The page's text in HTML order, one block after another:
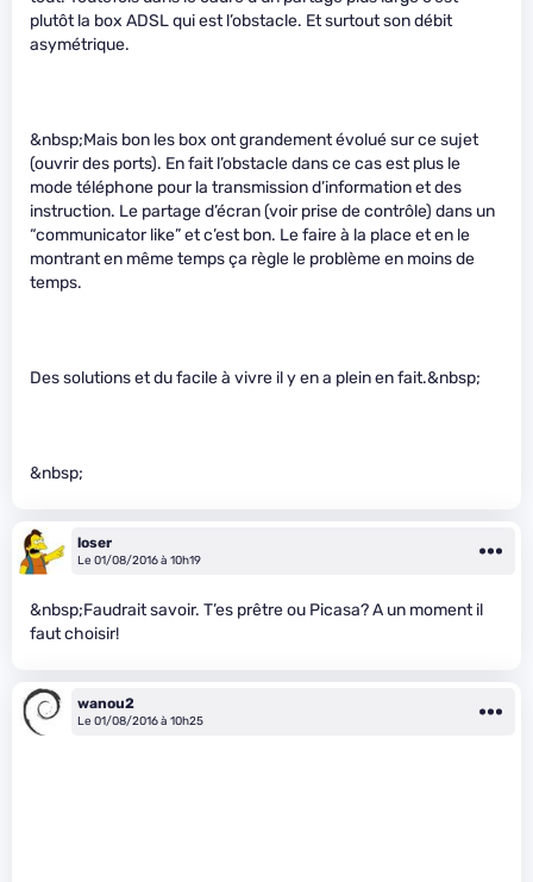
plutôt la box ADSL qui est l’obstacle. Et surtout son débit
asymétrique.
&nbsp;Mais bon les box ont grandement évolué sur ce sujet
(ouvrir des ports). En fait l’obstacle dans ce cas est plus le
mode téléphone pour la transmission d’information et des
instruction. Le partage d’écran (voir prise de contrôle) dans un
“communicator like” et c’est bon. Le faire à la place et en le
montrant en même temps ça règle le problème en moins de
temps.
Des solutions et du facile à vivre il y en a plein en fait.&nbsp;
&nbsp;
loser
Le 01/08/2016 à 10h19
&nbsp;Faudrait savoir. T’es prêtre ou Picasa? A un moment il
faut choisir!
wanou2
Le 01/08/2016 à 10h25